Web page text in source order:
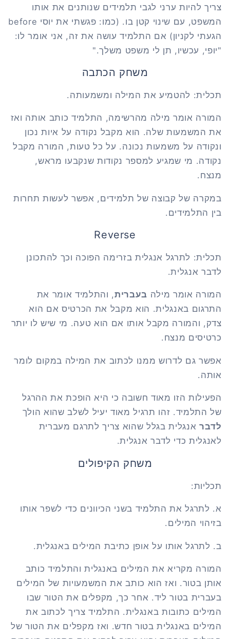
צריך להיות ערני לגבי תלמידים שנותנים את אותו
המשפט, עם שינוי קטן בו. (כמו: פגשתי את יוסי before
הגעתי לקניון) אם התלמיד עושה את זה, אני אומר לו:
"יופי, עכשיו, תן לי משפט משלך."
משחק הכתבה
תכלית: להטמיע את המילה ומשמעותה.
המורה אומר מילה מהרשימה, התלמיד כותב אותה ואז
את המשמעות שלה. הוא מקבל נקודה על איות נכון
ונקודה על משמעות נכונה. על כל טעות, המורה מקבל
נקודה. מי שמגיע למספר נקודות שנקבעו מראש,
מנצח.
במקרה של קבוצה של תלמידים, אפשר לעשות תחרות
בין התלמידים.
Reverse
תכלית: לתרגל אנגלית בזרימה הפוכה וכך להתכונן
לדבר אנגלית.
המורה אומר מילה בעברית, והתלמיד אומר את
התרגום באנגלית. הוא מקבל את הכרטיס אם הוא
צדק, והמורה מקבל אותו אם הוא טעה. מי שיש לו יותר
כרטיסים מנצח.
אפשר גם לדרוש ממנו לכתוב את המילה במקום לומר
אותה.
הפעילות הזו מאוד חשובה כי היא הופכת את ההרגל
של התלמיד. זהו תרגיל מאוד יעיל לשלב שהוא הולך
לדבר אנגלית בגלל שהוא צריך לתרגם מעברית
לאנגלית כדי לדבר אנגלית.
משחק הקיפולים
תכליות:
א. לתרגל את התלמיד בשני הכיוונים כדי לשפר אותו
בזיהוי המילים.
ב. לתרגל אותו על אופן כתיבת המילים באנגלית.
המורה מקריא את המילים באנגלית והתלמיד כותב
אותן בטור. ואז הוא כותב את המשמעויות של המילים
בעברית בטור ליד. אחר כך, מקפלים את הטור שבו
המילים כתובות באנגלית. התלמיד צריך לכתוב את
המילים באנגלית בטור חדש. ואז מקפלים את הטור של